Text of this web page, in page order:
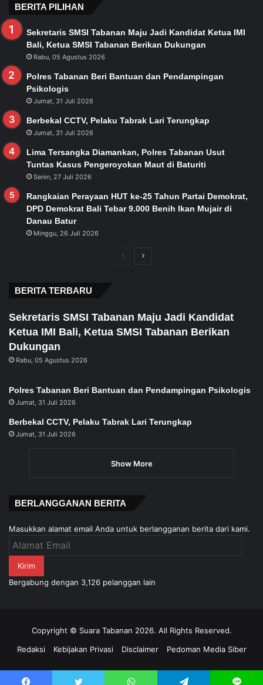
BERITA PILIHAN
Sekretaris SMSI Tabanan Maju Jadi Kandidat Ketua IMI
Bali, Ketua SMSI Tabanan Berikan Dukungan
Rabu, 05 Agustus 2026
Polres Tabanan Beri Bantuan dan Pendampingan
Psikologis
Jumat, 31 Juli 2026
Berbekal CCTV, Pelaku Tabrak Lari Terungkap
Jumat, 31 Juli 2026
Lima Tersangka Diamankan, Polres Tabanan Usut
Tuntas Kasus Pengeroyokan Maut di Baturiti
Senin, 27 Juli 2026
Rangkaian Perayaan HUT ke-25 Tahun Partai Demokrat,
DPD Demokrat Bali Tebar 9.000 Benih Ikan Mujair di
Danau Batur
Minggu, 26 Juli 2026
PreviousNext
BERITA TERBARU
Sekretaris SMSI Tabanan Maju Jadi Kandidat
Ketua IMI Bali, Ketua SMSI Tabanan Berikan
Dukungan
Rabu, 05 Agustus 2026
Polres Tabanan Beri Bantuan dan Pendampingan Psikologis
Jumat, 31 Juli 2026
Berbekal CCTV, Pelaku Tabrak Lari Terungkap
Jumat, 31 Juli 2026
Show More
BERLANGGANAN BERITA
Masukkan alamat email Anda untuk berlangganan berita dari kami.
Alamat
Kirim
Bergabung dengan 3,126 pelanggan lain
Copyright © Suara Tabanan 2026. All Rights Reserved.
Redaksi
Kebijakan Privasi Disclaimer Pedoman Media Siber